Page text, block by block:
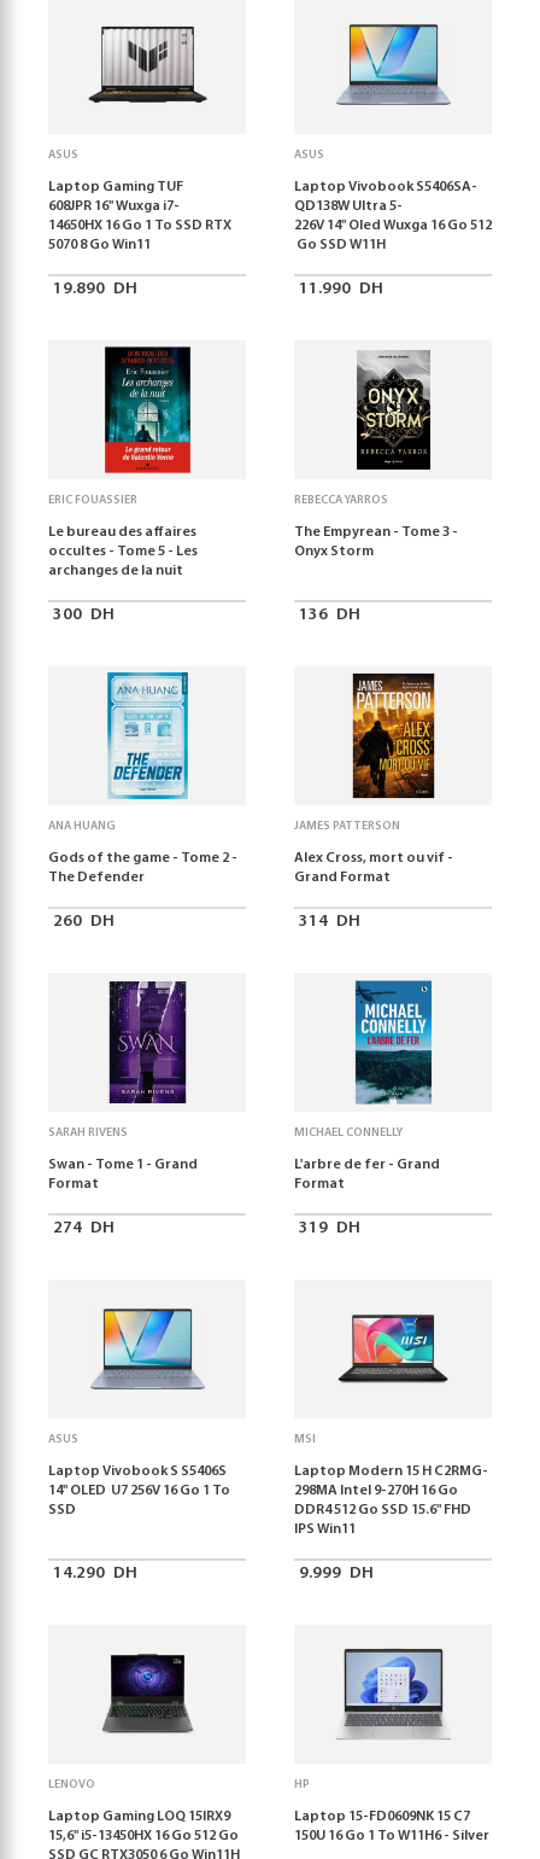
ASUS
Laptop Gaming TUF
608JPR 16'' Wuxga i7-
14650HX 16 Go 1 To SSD RTX
5070 8 Go Win11
19.890 DH
ASUS
Laptop Vivobook S5406SA-
QD138W Ultra 5-
226V 14" Oled Wuxga 16 Go 512
Go SSD W11H
11.990 DH
ERIC FOUASSIER
Le bureau des affaires
occultes - Tome 5 - Les
archanges de la nuit
300 DH
REBECCA YARROS
The Empyrean - Tome 3 -
Onyx Storm
136 DH
ANA HUANG
Gods of the game - Tome 2 -
The Defender
260 DH
JAMES PATTERSON
Alex Cross, mort ou vif -
Grand Format
314 DH
SARAH RIVENS
Swan - Tome 1 - Grand
Format
274 DH
MICHAEL CONNELLY
L'arbre de fer - Grand
Format
319 DH
ASUS
Laptop Vivobook S S5406S
14" OLED U7 256V 16 Go 1 To
SSD
14.290 DH
MSI
Laptop Modern 15 H C2RMG-
298MA Intel 9-270H 16 Go
DDR4 512 Go SSD 15.6" FHD
IPS Win11
9.999 DH
LENOVO
Laptop Gaming LOQ 15IRX9
15,6'' i5-13450HX 16 Go 512 Go
SSD GC RTX3050 6 Go Win11H
HP
Laptop 15-FD0609NK 15 C7
150U 16 Go 1 To W11H6 - Silver